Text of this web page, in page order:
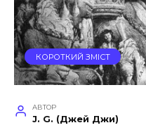
КОРОТКИЙ ЗМІСТ
АВТОР
J. G. (Джей Джи)